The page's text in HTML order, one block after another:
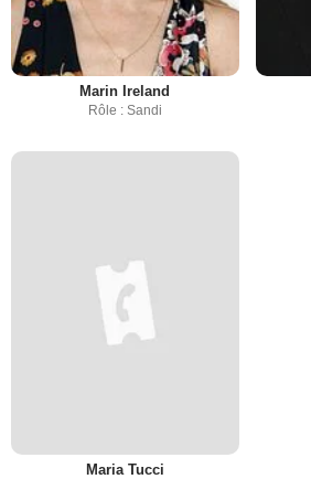
Marin Ireland
Rôle : Sandi
Maria Tucci